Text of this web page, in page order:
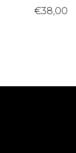
€38,00